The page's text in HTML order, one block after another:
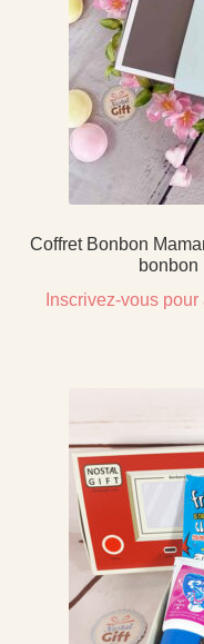
Coffret Bonbon
bonbon
Inscrivez-vous